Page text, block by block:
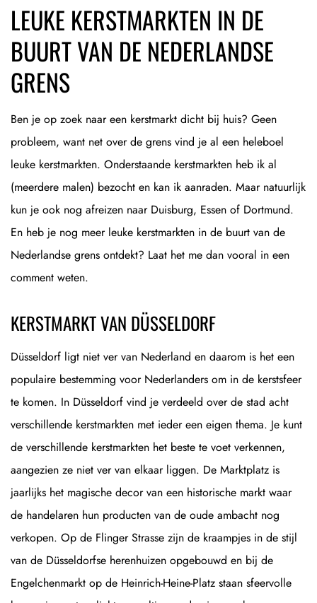
LEUKE KERSTMARKTEN IN DE
BUURT VAN DE NEDERLANDSE
GRENS
Ben je op zoek naar een kerstmarkt dicht bij huis? Geen
probleem, want net over de grens vind je al een heleboel
leuke kerstmarkten. Onderstaande kerstmarkten heb ik al
(meerdere malen) bezocht en kan ik aanraden. Maar natuurlijk
kun je ook nog afreizen naar Duisburg, Essen of Dortmund.
En heb je nog meer leuke kerstmarkten in de buurt van de
Nederlandse grens ontdekt? Laat het me dan vooral in een
comment weten.
KERSTMARKT VAN DÜSSELDORF
Düsseldorf ligt niet ver van Nederland en daarom is het een
populaire bestemming voor Nederlanders om in de kerstsfeer
te komen. In Düsseldorf vind je verdeeld over de stad acht
verschillende kerstmarkten met ieder een eigen thema. Je kunt
de verschillende kerstmarkten het beste te voet verkennen,
aangezien ze niet ver van elkaar liggen. De Marktplatz is
jaarlijks het magische decor van een historische markt waar
de handelaren hun producten van de oude ambacht nog
verkopen. Op de Flinger Strasse zijn de kraampjes in de stijl
van de Düsseldorfse herenhuizen opgebouwd en bij de
Engelchenmarkt op de Heinrich-Heine-Platz staan sfeervolle